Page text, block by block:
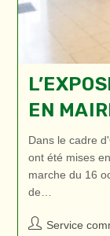
EN
Dans le cadre
ont été mises
marche du 16
de…
Auteur/autrice
Service